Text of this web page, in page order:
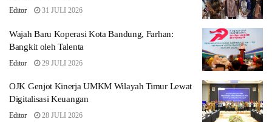
Editor 31 JULI 2026
Wajah Baru Koperasi Kota Bandung, Farhan:
Bangkit oleh Talenta
Editor 29 JULI 2026
OJK Genjot Kinerja UMKM Wilayah Timur Lewat
Digitalisasi Keuangan
Editor 28 JULI 2026